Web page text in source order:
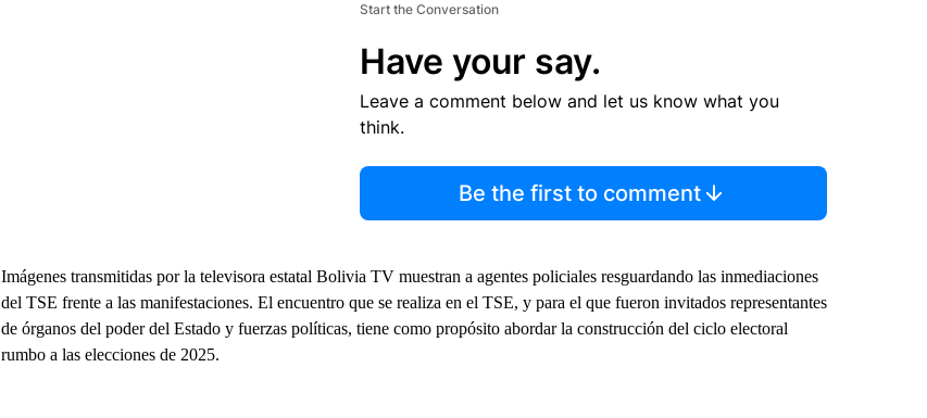
Start the Conversation
Have your say.
Leave a comment below and let us know what you
think.
Be the first to comment
Imágenes transmitidas por la televisora estatal Bolivia TV muestran a agentes policiales resguardando las inmediaciones
del TSE frente a las manifestaciones. El encuentro que se realiza en el TSE, y para el que fueron invitados representantes
de órganos del poder del Estado y fuerzas políticas, tiene como propósito abordar la construcción del ciclo electoral
rumbo a las elecciones de 2025.